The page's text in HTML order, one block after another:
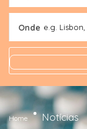
Onde e.g.
Home Notícias